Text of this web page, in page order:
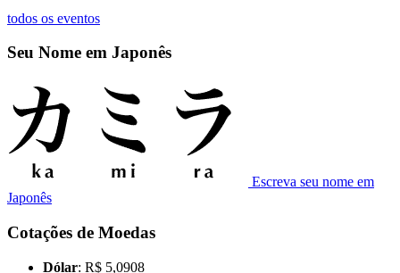
todos os eventos
Seu Nome em Japonês
Escreva seu nome em
Japonês
Cotações de Moedas
Dólar: R$ 5,0908